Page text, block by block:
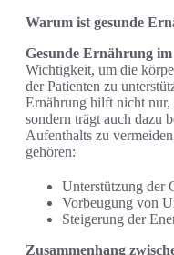
Warum ist gesunde
Gesunde Ernährung
Wichtigkeit, um die
der Patienten zu
Ernährung hilft nicht nur,
sondern trägt auch dazu
Aufenthalts zu
gehören:
Unterstützung der
Vorbeugung von
Steigerung der
Zusammenhang